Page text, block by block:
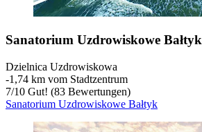
Sanatorium Uzdrowiskowe Bałtyk
Dzielnica Uzdrowiskowa
‐1,74 km vom Stadtzentrum
7/10 Gut! (83 Bewertungen)
Sanatorium Uzdrowiskowe Bałtyk